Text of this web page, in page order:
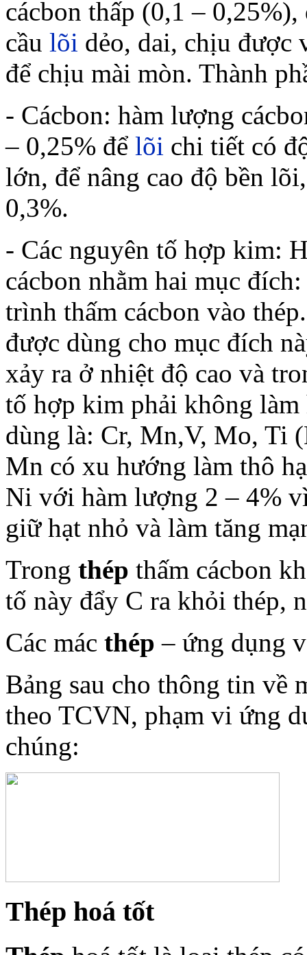
cácbon thấp (0,1 –
cầu lõi dẻo, dai, chịu được
để chịu mài mòn. Thành
- Cácbon: hàm lượng
– 0,25% để lõi chi tiết có
lớn, để nâng cao độ bền
0,3%.
- Các nguyên tố hợp kim:
cácbon nhằm hai mục
trình thấm cácbon vào
được dùng cho mục đích
xảy ra ở nhiệt độ cao và
tố hợp kim phải không
dùng là: Cr, Mn,V, Mo, Ti
Mn có xu hướng làm thô
Ni với hàm lượng 2 – 4%
giữ hạt nhỏ và làm tăng
Trong thép thấm cácbon
tố này đẩy C ra khỏi thép,
Các mác thép – ứng dụng
Bảng sau cho thông tin về
theo TCVN, phạm vi ứng
chúng:
Thép hoá tốt